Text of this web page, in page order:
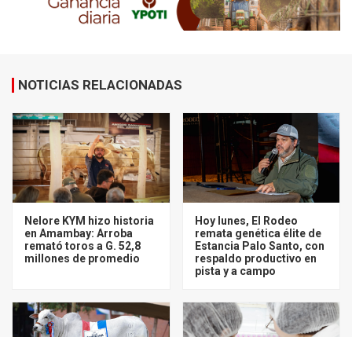
NOTICIAS RELACIONADAS
Nelore KYM hizo historia
en Amambay: Arroba
remató toros a G. 52,8
millones de promedio
Hoy lunes, El Rodeo
remata genética élite de
Estancia Palo Santo, con
respaldo productivo en
pista y a campo